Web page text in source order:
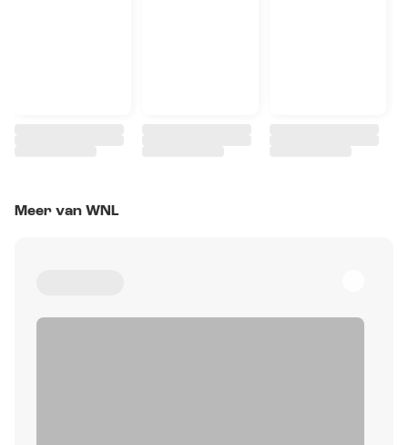
Meer van WNL